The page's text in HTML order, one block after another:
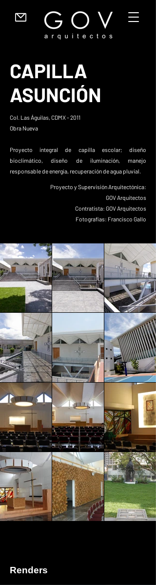
CAPILLA
ASUNCIÓN
Col. Las Águilas, CDMX - 2011
Obra Nueva
Proyecto integral de capilla escolar; diseño
bioclimático, diseño de iluminación, manejo
responsable de energía, recuperación de agua pluvial.
Proyecto y Supervisión Arquitectónica:
GOV Arquitectos
Contratista: GOV Arquitectos
Fotografías: Francisco Gallo
Renders